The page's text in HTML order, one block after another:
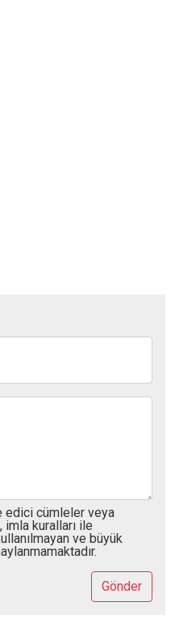
edici cümleler veya
imla kuralları ile
ve büyük
Gönder